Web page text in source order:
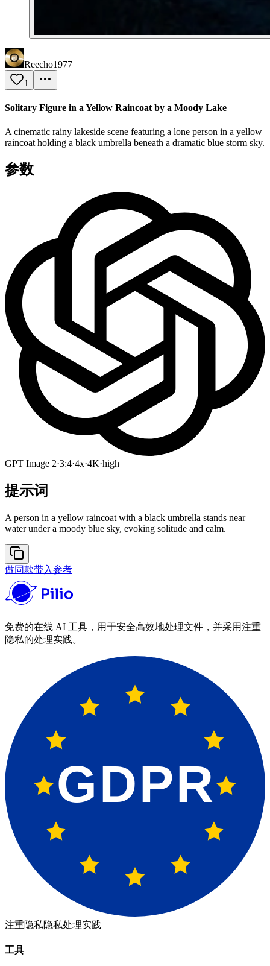
Reecho1977
1
Solitary Figure in a Yellow Raincoat by a Moody Lake
A cinematic rainy lakeside scene featuring a lone person in a yellow
raincoat holding a black umbrella beneath a dramatic blue storm sky.
参数
GPT Image 2·3:4·4x·4K·high
提示词
A person in a yellow raincoat with a black umbrella stands near
water under a moody blue sky, evoking solitude and calm.
做同款带入参考
免费的在线 AI 工具，用于安全高效地处理文件，并采用注重
隐私的处理实践。
GDPR
注重隐私隐私处理实践
工具